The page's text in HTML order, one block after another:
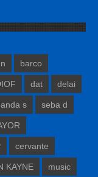
barco
dat delai
s seba d
cervante
KAYNE music